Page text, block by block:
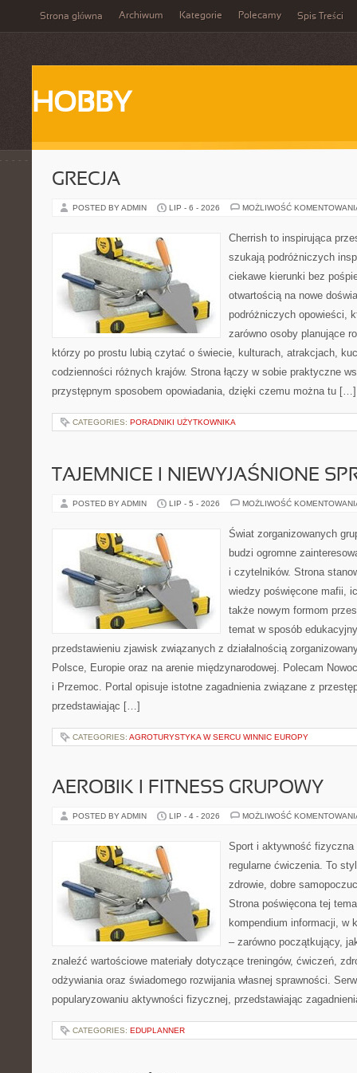
Strona główna Archiwum Kategorie Polecamy Spis Treści
HOBBY
GRECJA
POSTED BY ADMIN LIP - 6 - 2026 MOŻLIWOŚĆ
Cherrish to inspirująca
szukają podróżniczych
ciekawe kierunki bez
otwartością na nowe
podróżniczych opowieści,
zarówno osoby planujące
którzy po prostu lubią czytać o świecie, kulturach, atrakcjach,
codzienności różnych krajów. Strona łączy w sobie praktyczne
przystępnym sposobem opowiadania, dzięki czemu można tu […]
CATEGORIES: PORADNIKI UŻYTKOWNIKA
TAJEMNICE I NIEWYJAŚNIONE
POSTED BY ADMIN LIP - 5 - 2026 MOŻLIWOŚĆ
Świat zorganizowanych
budzi ogromne
i czytelników. Strona
wiedzy poświęcone mafii,
także nowym formom
temat w sposób
przedstawieniu zjawisk związanych z działalnością
Polsce, Europie oraz na arenie międzynarodowej. Polecam
i Przemoc. Portal opisuje istotne zagadnienia związane z
przedstawiając […]
CATEGORIES: AGROTURYSTYKA W SERCU WINNIC EUROPY
AEROBIK I FITNESS GRUPOWY
POSTED BY ADMIN LIP - 4 - 2026 MOŻLIWOŚĆ
Sport i aktywność
regularne ćwiczenia. To
zdrowie, dobre
Strona poświęcona tej
kompendium informacji, w
– zarówno początkujący,
znaleźć wartościowe materiały dotyczące treningów, ćwiczeń,
odżywiania oraz świadomego rozwijania własnej sprawności.
popularyzowaniu aktywności fizycznej, przedstawiając
CATEGORIES: EDUPLANNER